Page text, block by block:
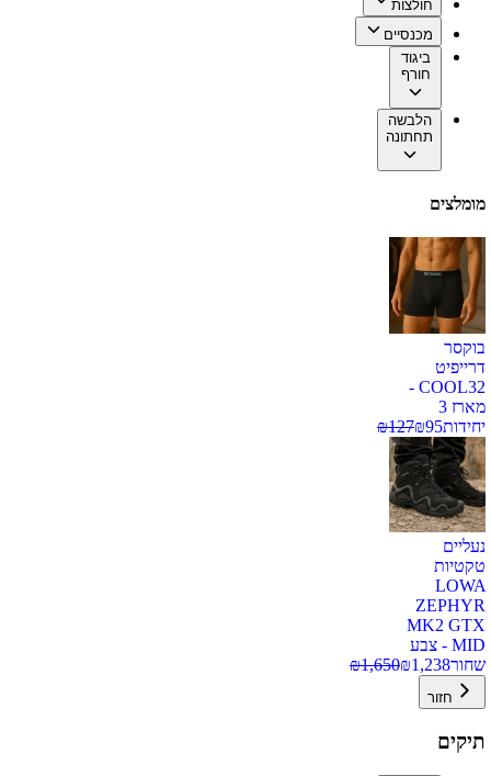
חולצות
מכנסיים
ביגוד
חורף
הלבשה
תחתונה
מומלצים
בוקסר
דרייפיט
COOL32 -
מארז 3
יחידות
₪95
₪127
נעליים
טקטיות
LOWA
ZEPHYR
MK2 GTX
MID - צבע
שחור
₪1,238
₪1,650
חזור
תיקים